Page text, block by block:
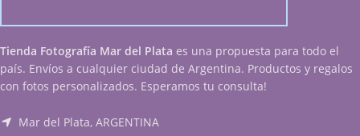
Tienda Fotografía Mar del Plata es una propuesta para todo el
país. Envíos a cualquier ciudad de Argentina. Productos y regalos
con fotos personalizados. Esperamos tu consulta!
Mar del Plata, ARGENTINA